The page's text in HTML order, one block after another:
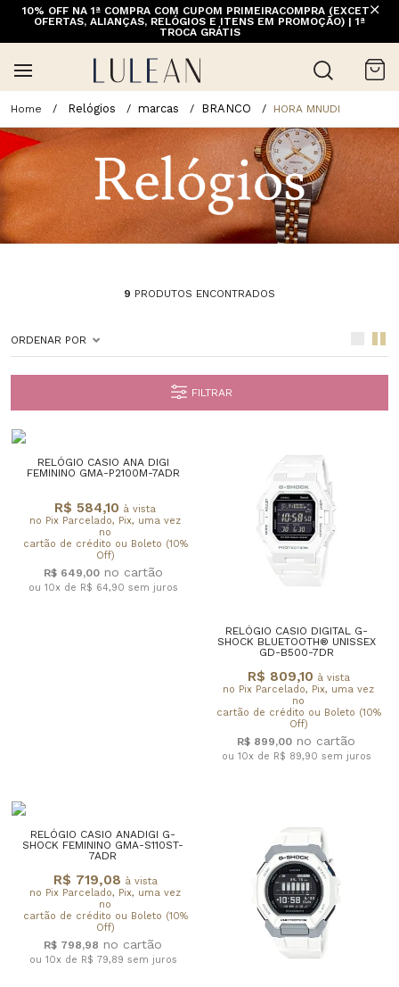
10% OFF NA 1ª COMPRA COM CUPOM PRIMEIRACOMPRA (EXCETO
OFERTAS, ALIANÇAS, RELÓGIOS E ITENS EM PROMOÇÃO) | 1ª
TROCA GRÁTIS
Relógios marcas BRANCO HORA MNUDI
9 PRODUTOS ENCONTRADOS
ORDENAR POR
FILTRAR
RELÓGIO CASIO ANA DIGI
FEMININO GMA-P2100M-7ADR
R$ 584,10 à vista
no Pix Parcelado, Pix, uma vez
no
cartão de crédito ou Boleto (10%
Off)
R$ 649,00
ou 10x de R$ 64,90 sem juros
RELÓGIO CASIO DIGITAL G-
SHOCK BLUETOOTH® UNISSEX
GD-B500-7DR
R$ 809,10 à vista
no Pix Parcelado, Pix, uma vez
no
cartão de crédito ou Boleto (10%
Off)
R$ 899,00
ou 10x de R$ 89,90 sem juros
RELÓGIO CASIO ANADIGI G-
SHOCK FEMININO GMA-S110ST-
7ADR
R$ 719,08 à vista
no Pix Parcelado, Pix, uma vez
no
cartão de crédito ou Boleto (10%
Off)
R$ 798,98
ou 10x de R$ 79,89 sem juros